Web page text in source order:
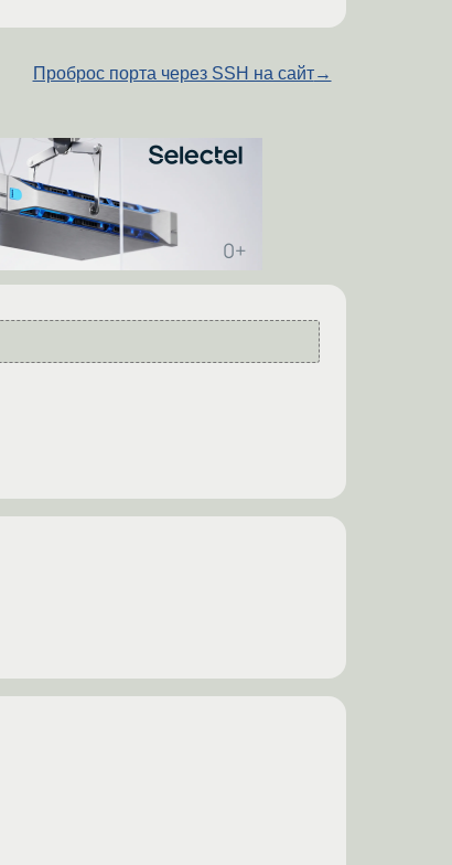
Проброс порта через SSH на сайт→